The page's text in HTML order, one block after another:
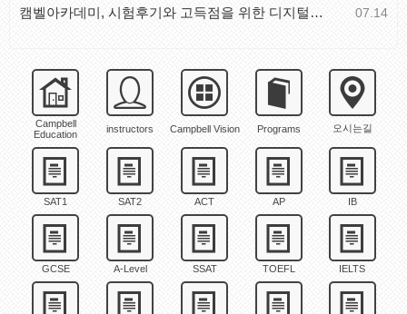
캠벨아카데미, 시험후기와 고득점을 위한 디지털SAT시.. 07.14
Campbell
Education
instructors Campbell Vision Programs 오시는길
SAT1 SAT2 ACT AP IB
GCSE A-Level SSAT TOEFL IELTS